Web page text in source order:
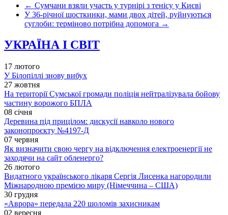
← Сумчани взяли участь у турнірі з тенісу у Києві
У 36-річної шосткинки, мами двох дітей, руйнуються
суглоби: терміново потрібна допомога →
УКРАЇНА І СВІТ
17 лютого
У Білопіллі знову вибух
27 жовтня
На території Сумської громади поліція нейтралізувала бойову
частину ворожого БПЛА
08 січня
Деревина під прицілом: дискусії навколо нового
законопроєкту №4197-Д
07 червня
Як визначити свою чергу на відключення електроенергії не
заходячи на сайт обленерго?
26 лютого
Видатного українського лікаря Сергія Лисенка нагородили
Міжнародною премією миру (Німеччина – США)
30 грудня
«Аврора» передала 220 шоломів захисникам
02 вересня